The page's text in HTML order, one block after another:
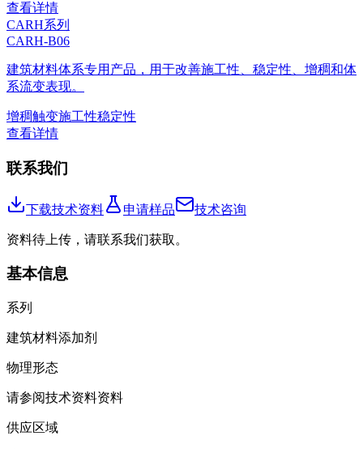
查看详情
CARH系列
CARH-B06
建筑材料体系专用产品，用于改善施工性、稳定性、增稠和体
系流变表现。
增稠触变施工性稳定性
查看详情
联系我们
下载技术资料 申请样品 技术咨询
资料待上传，请联系我们获取。
基本信息
系列
建筑材料添加剂
物理形态
请参阅技术资料资料
供应区域